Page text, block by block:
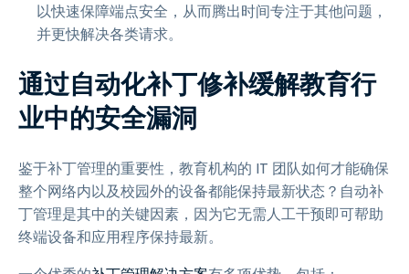
以快速保障端点安全，从而腾出时间专注于其他问题，
并更快解决各类请求。
通过自动化补丁修补缓解教育行
业中的安全漏洞
鉴于补丁管理的重要性，教育机构的 IT 团队如何才能确保
整个网络内以及校园外的设备都能保持最新状态？自动补
丁管理是其中的关键因素，因为它无需人工干预即可帮助
终端设备和应用程序保持最新。